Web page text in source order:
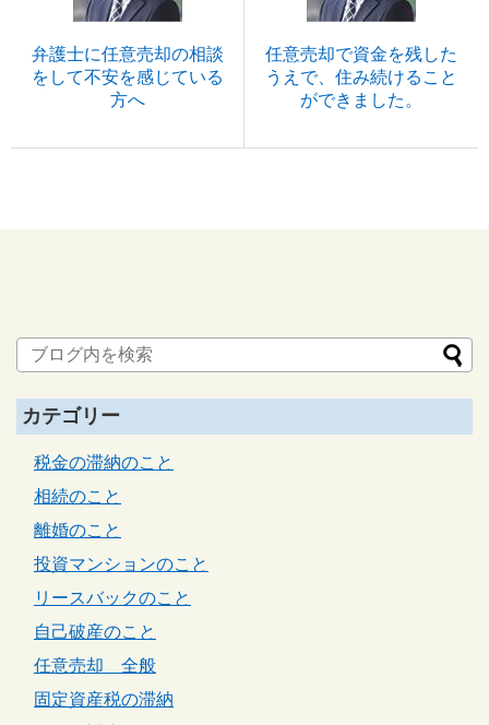
弁護士に任意売却の相談
をして不安を感じている
方へ
任意売却で資金を残した
うえで、住み続けること
ができました。
カテゴリー
税金の滞納のこと
相続のこと
離婚のこと
投資マンションのこと
リースバックのこと
自己破産のこと
任意売却 全般
固定資産税の滞納